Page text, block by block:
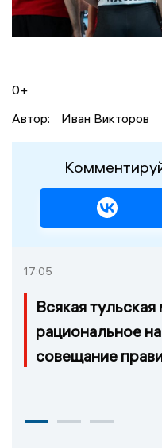
0+
Автор:
Иван Викторов
17:05
Всякая
рациональное
совещание